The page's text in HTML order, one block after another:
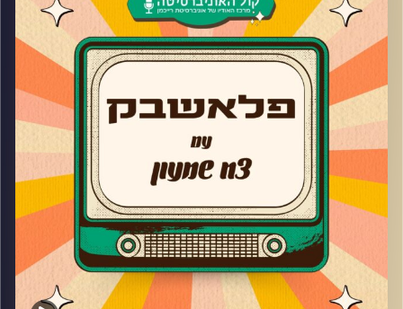
כמו בית, איך שחר חסון סיבך אותו עם עולם הפשע, למה
החליט לעשות את פסטיגל מהסרטים בשנת 2002 ואיך התאהב
באשתו על הסט של מלבי אקספרס
קרדיט תמונות:AudioVersity